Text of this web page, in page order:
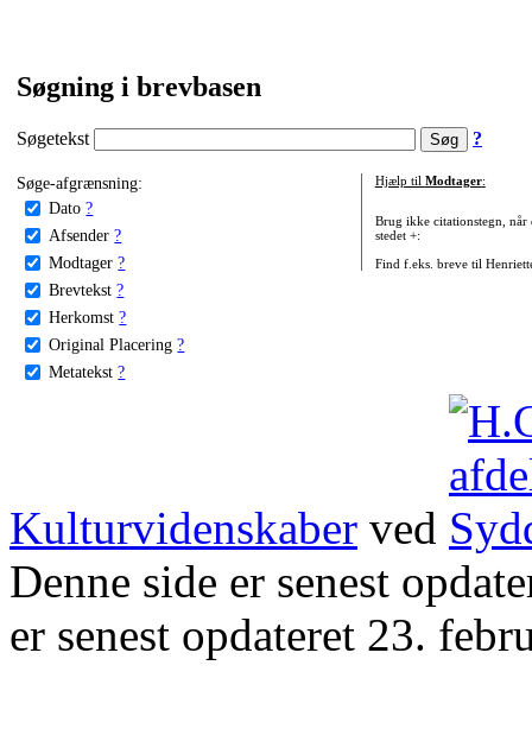
Søgning i brevbasen
Søgetekst ?
Søge-afgrænsning:
Dato ?
Afsender ?
Modtager ?
Brevtekst ?
Herkomst ?
Original Placering ?
Metatekst ?
Hjælp til Modtager:
Brug ikke citationstegn, når
stedet +:
Find f.eks. breve til
Kulturvidenskaber ved
Denne side er senest
er senest opdateret 23.